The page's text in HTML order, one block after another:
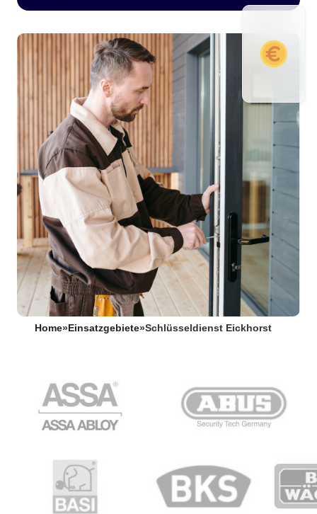
Home» Einsatzgebiete»Schlüsseldienst Eickhorst